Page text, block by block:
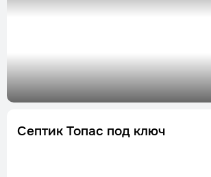
Септик Топас под ключ